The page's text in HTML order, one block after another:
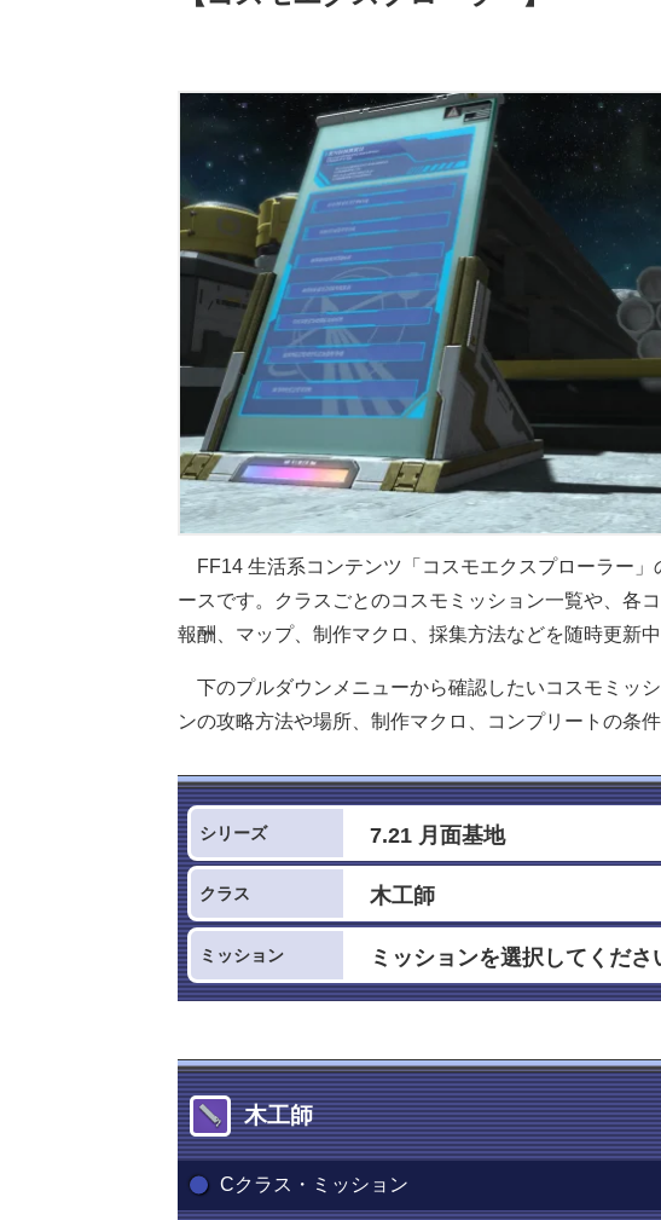
FF14 生活系コンテンツ「コスモエクスプローラー」
ースです。クラスごとのコスモミッション一覧や、各
報酬、マップ、制作マクロ、採集方法などを随時更新中
下のプルダウンメニューから確認したいコスモミッ
ンの攻略方法や場所、制作マクロ、コンプリートの条
シリーズ
クラス
ミッション
木工師
Cクラス・ミッション